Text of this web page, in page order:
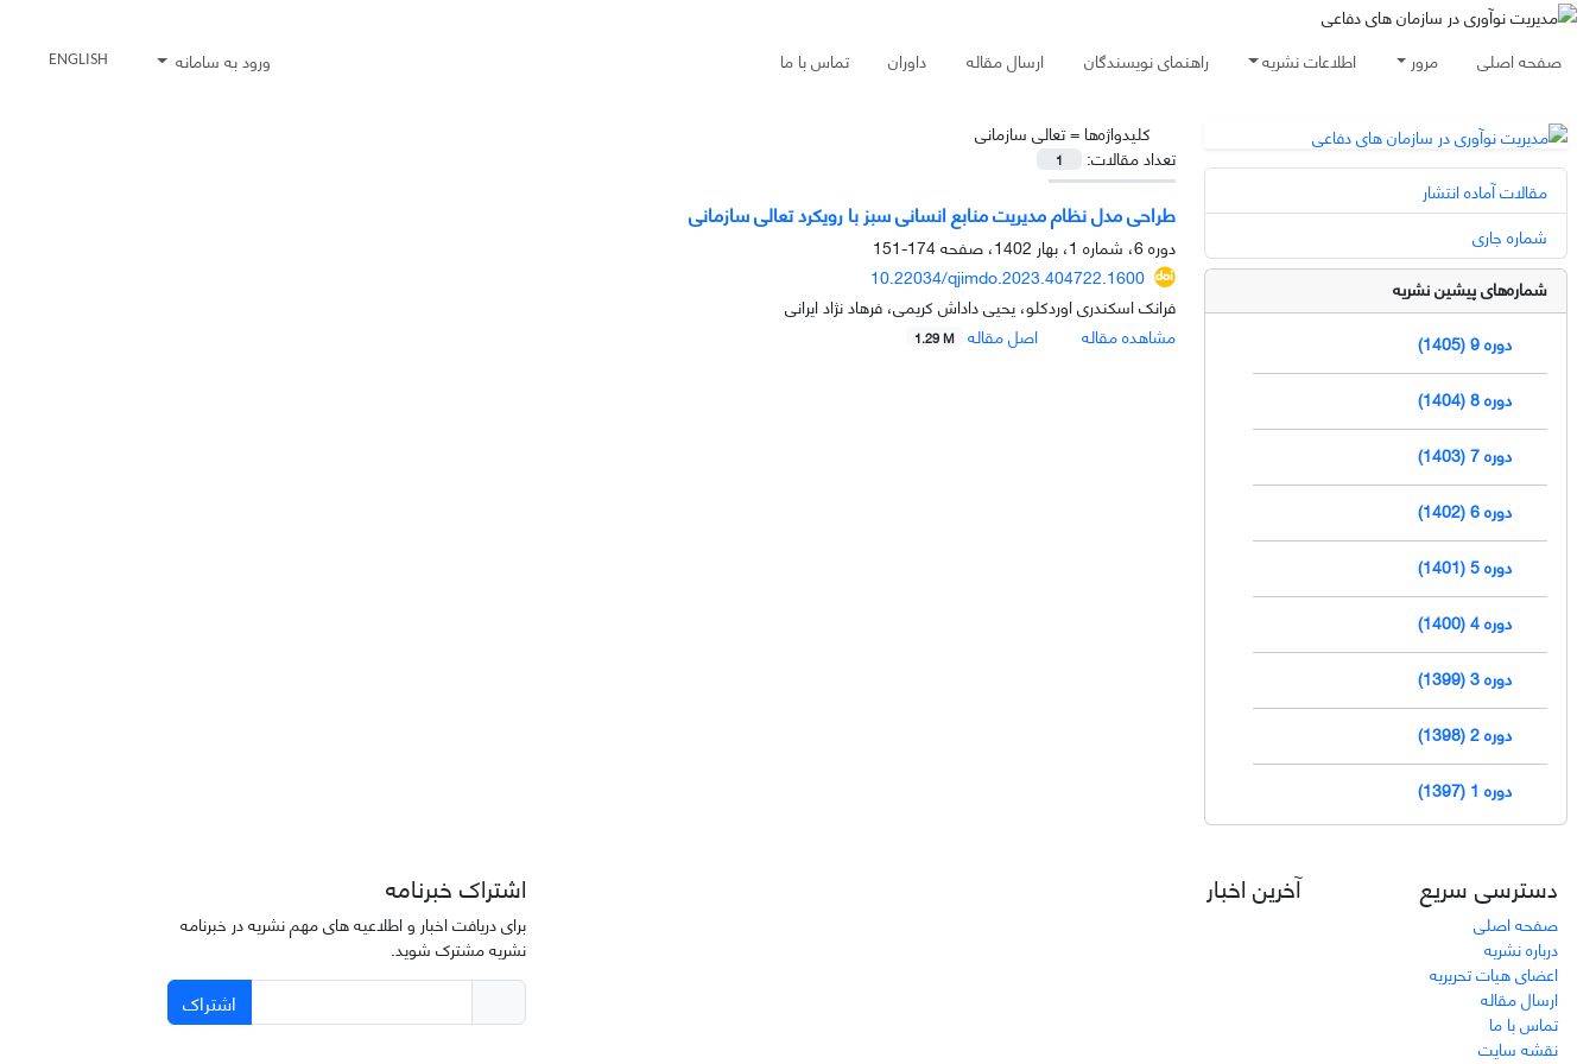
صفحه اصلی مرور اطلاعات نشریه راهنمای نویسندگان ارسال مقاله داوران تماس با ما ورود به سامانه ENGLISH
کلیدواژه‌ها =تعالی سازمانی
تعداد مقالات:
1
طراحی مدل نظام مدیریت منابع انسانی سبز با رویکرد تعالی سازمانی
دوره 6، شماره 1، بهار 1402، صفحه
174-151
10.22034/qjimdo.2023.404722.1600
فرانک اسکندری اوردکلو، یحیی داداش کریمی، فرهاد نژاد ایرانی
مشاهده مقاله
اصل مقاله 1.29 M
مقالات آماده انتشار
شماره جاری
شماره‌های پیشین نشریه
دوره 9 (1405)
دوره 8 (1404)
دوره 7 (1403)
دوره 6 (1402)
دوره 5 (1401)
دوره 4 (1400)
دوره 3 (1399)
دوره 2 (1398)
دوره 1 (1397)
دسترسی سریع
صفحه اصلی
درباره نشریه
اعضای هیات تحریریه
ارسال مقاله
تماس با ما
نقشه سایت
آخرین اخبار اشتراک خبرنامه
برای دریافت اخبار و اطلاعیه های مهم نشریه در خبرنامه
نشریه مشترک شوید.
اشتراک